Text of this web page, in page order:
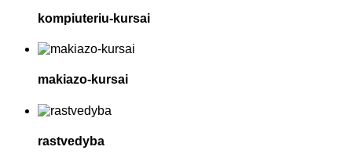
kompiuteriu-kursai
makiazo-kursai
rastvedyba